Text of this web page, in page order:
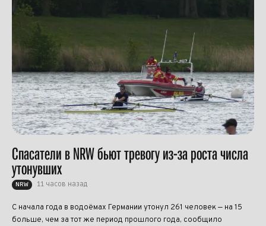
Спасатели в NRW бьют тревогу из-за роста числа
утонувших
NRW 11 часов назад
С начала года в водоёмах Германии утонул 261 человек — на 15
больше, чем за тот же период прошлого года, сообщило